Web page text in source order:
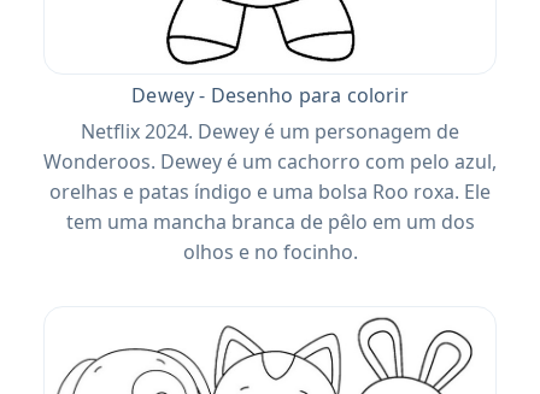
Dewey - Desenho para colorir
Netflix 2024. Dewey é um personagem de
Wonderoos. Dewey é um cachorro com pelo azul,
orelhas e patas índigo e uma bolsa Roo roxa. Ele
tem uma mancha branca de pêlo em um dos
olhos e no focinho.